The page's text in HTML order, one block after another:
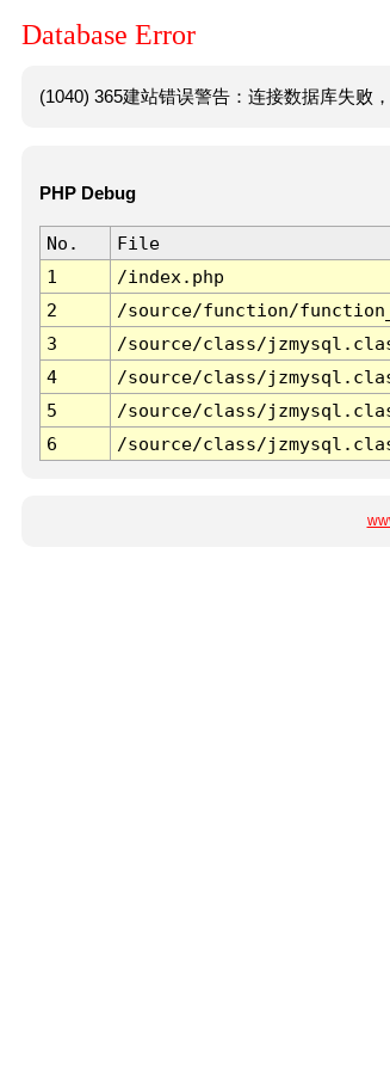
Database Error
(1040) 365建站错误警告：连接数据库失败
PHP Debug
No. File
1
/index.php
2
/source/function/
3
/source/class/
4
/source/class/
5
/source/class/
6
/source/class/